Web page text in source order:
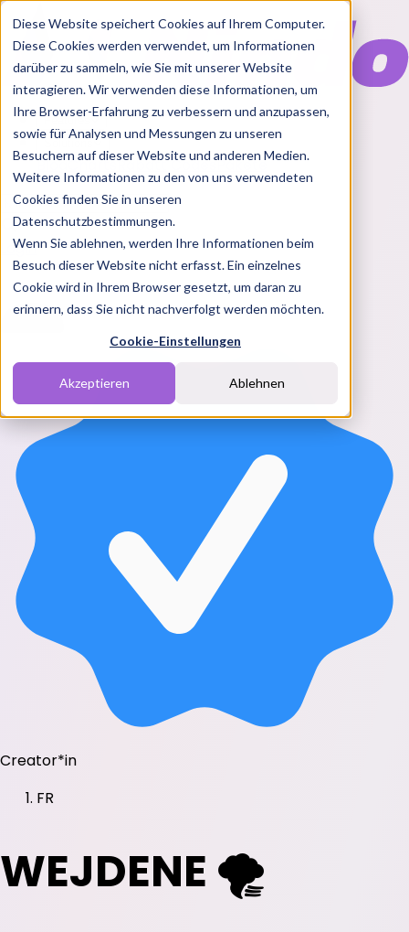
Diese Website speichert Cookies auf Ihrem Computer.
Diese Cookies werden verwendet, um Informationen
darüber zu sammeln, wie Sie mit unserer Website
interagieren. Wir verwenden diese Informationen, um
Ihre Browser-Erfahrung zu verbessern und anzupassen,
sowie für Analysen und Messungen zu unseren
Besuchern auf dieser Website und anderen Medien.
Weitere Informationen zu den von uns verwendeten
Cookies finden Sie in unseren
Datenschutzbestimmungen.
Wenn Sie ablehnen, werden Ihre Informationen beim
Besuch dieser Website nicht erfasst. Ein einzelnes
Cookie wird in Ihrem Browser gesetzt, um daran zu
erinnern, dass Sie nicht nachverfolgt werden möchten.
Cookie-Einstellungen
Akzeptieren Ablehnen
Features
Solutions
BlogChartsRabatt CodesPakete
Login
Creator*in
FR
WEJDENE 🌪️